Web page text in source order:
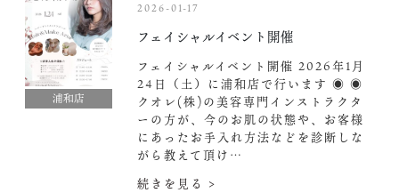
浦和店
2026-01-17
フェイシャルイベント開催️
フェイシャルイベント開催️ 2026年1月
24日（土）に浦和店で行います ◉ ◉
クオレ(株)の美容専門インストラクタ
ーの方が、今のお肌の状態や、お客様
にあったお手入れ方法などを診断しな
がら教えて頂け…
続きを見る >